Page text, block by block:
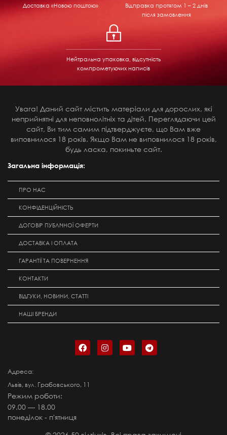
Доставка «Новою поштою» Відправка протягом 1 – 2 днів
після замовлення
Нейтральна упаковка, відсутність
компрометуючих написів
Увага! Даний сайт містить матеріали для дорослих, які
неприйнятні для неповнолітніх та дітей. Переглядаючи цей
сайт, Ви тим самим підтверджуєте, що Вам вже
виповнилося 18 років. Якщо Вам не виповнилося 18 років,
будь ласка, покиньте сайт.
Загальна інформація:
ПРО НАС
КОНФІДЕНЦІЙНІСТЬ
ДОГОВІР ПУБЛІЧНОЇ ОФЕРТИ
ДОСТАВКА І ОПЛАТА
ГАРАНТІЇ ТА ПОВЕРНЕННЯ
КОНТАКТИ
ВІДГУКИ, НОВИНИ, СТАТТІ
НАШІ БРЕНДИ
Адреса:
Львів, вул. Грабовського, 11
Режим роботи:
09.00 — 18.00
понеділок - п'ятниця